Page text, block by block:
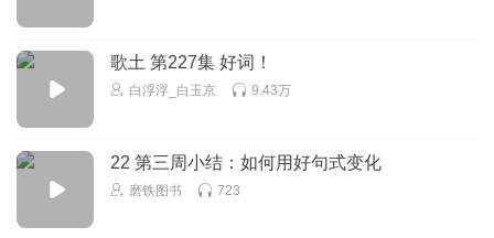
歌土 第227集 好词！
白浮浮_白玉京 9.43万
22 第三周小结：如何用好句式变化
磨铁图书 723